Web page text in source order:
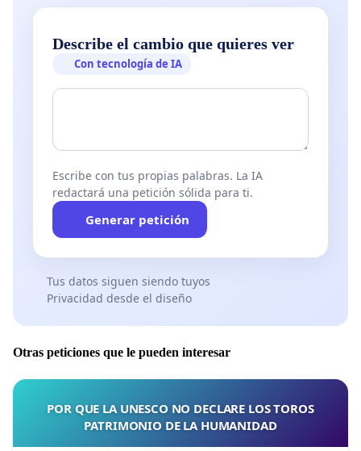
Describe el cambio que quieres ver
Con tecnología de IA
Escribe con tus propias palabras. La IA
redactará una petición sólida para ti.
Generar petición
Tus datos siguen siendo tuyos
Privacidad desde el diseño
Otras peticiones que le pueden interesar
POR QUE LA UNESCO NO DECLARE LOS TOROS
PATRIMONIO DE LA HUMANIDAD